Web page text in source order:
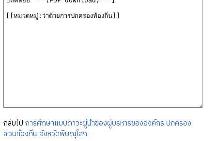
กลับไป การศึกษาแบบภาวะผู้นำของผู้บริหารขององค์กร ปกครอง
ส่วนท้องถิ่น จังหวัดพิษณุโลก